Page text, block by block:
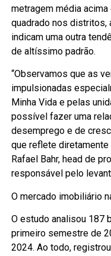
metragem média
quadrado nos distritos,
indicam uma outra
de altíssimo padrão.
“Observamos que as
impulsionadas
Minha Vida e pelas
possível fazer uma
desemprego e de
que reflete diretamente
Rafael Bahr, head de
responsável pelo
O mercado imobiliário
O estudo analisou 187
primeiro semestre de
2024. Ao todo,